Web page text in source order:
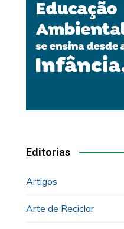
Editorias
Artigos
Arte de Reciclar